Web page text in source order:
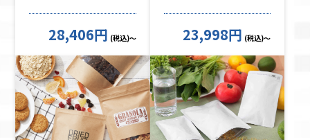
28,406円 (税込)～ 23,998円 (税込)～